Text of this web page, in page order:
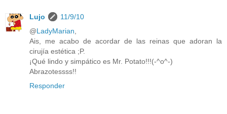
Lujo
11/9/10
@LadyMarian
Ais, me acabo de acordar de las reinas que adoran la
cirujía estética ;P.
¡Qué lindo y simpático es Mr. Potato!!!(-^o^-)
Abrazotessss!!
Responder